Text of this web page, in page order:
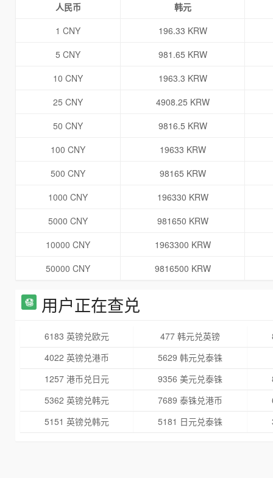
人民币
韩元
1 CNY
196.33 KRW
5 CNY
981.65 KRW
10 CNY
1963.3 KRW
25 CNY
4908.25 KRW
50 CNY
9816.5 KRW
100 CNY
19633 KRW
500 CNY
98165 KRW
1000 CNY
196330 KRW
5000 CNY
981650 KRW
10000 CNY
1963300 KRW
50000 CNY
9816500 KRW
用户正在查兑
6183 英镑兑欧元 477 韩元兑英镑
4022 英镑兑港币
5629 韩元兑泰铢
1257 港币兑日元
9356 美元兑泰铢
5362 英镑兑韩元
7689 泰铢兑港币
5151 英镑兑韩元
5181 日元兑泰铢